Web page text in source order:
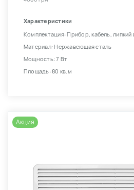
Характеристики
Комплектация: Прибор, кабель, липкий
Материал: Нержавеющая сталь
Мощность: 7 Вт
Площадь: 80 кв.м
Акция